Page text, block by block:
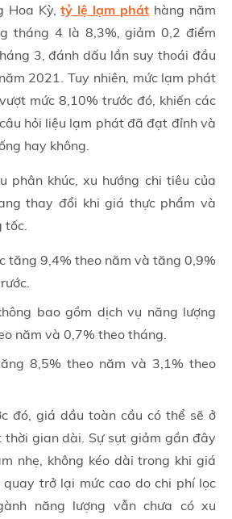
Hoa Kỳ, tỷ lệ lạm phát hàng năm
tháng 4 là 8,3%, giảm 0,2 điểm
3, đánh dấu lần suy thoái đầu
2021. Tuy nhiên, mức lạm phát
mức 8,10% trước đó, khiến các
hỏi liệu lạm phát đã đạt đỉnh và
hay không.
phân khúc, xu hướng chi tiêu của
thay đổi khi giá thực phẩm và
tốc.
tăng 9,4% theo năm và tăng 0,9%
bao gồm dịch vụ năng lượng
năm và 0,7% theo tháng.
8,5% theo năm và 3,1% theo
đó, giá dầu toàn cầu có thể sẽ ở
thời gian dài. Sự sụt giảm gần đây
nhẹ, không kéo dài trong khi giá
quay trở lại mức cao do chi phí lọc
năng lượng vẫn chưa có xu